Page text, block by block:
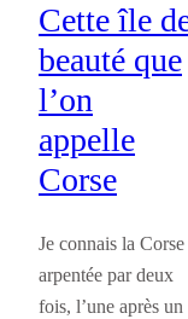
Cette île
beauté que
l’on
appelle
Corse
Je connais la Corse
arpentée par deux
fois, l’une après un